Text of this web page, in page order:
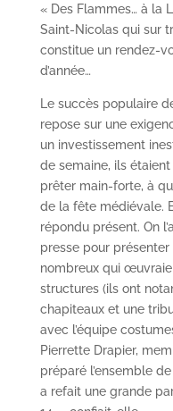
« Des Flammes… à la
Saint-Nicolas qui sur
constitue un rendez-
d’année…
Le succès populaire
repose sur une
un investissement
de semaine, ils étaient
prêter main-forte, à
de la fête médiévale.
répondu présent. On
presse pour
nombreux qui
structures (ils ont
chapiteaux et une
avec l’équipe
Pierrette Drapier,
préparé l’ensemble
a refait une grande